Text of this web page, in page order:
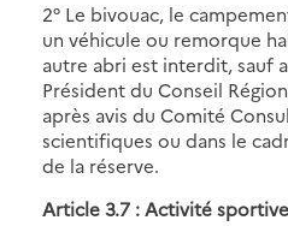
2° Le bivouac, le
un véhicule ou remorque
autre abri est interdit, sauf
Président du Conseil
après avis du Comité
scientifiques ou dans le
de la réserve.
Article 3.7 : Activité